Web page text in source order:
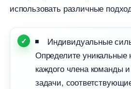
использовать различные
Индивидуальные
Определите уникальные
каждого члена команды
задачи,